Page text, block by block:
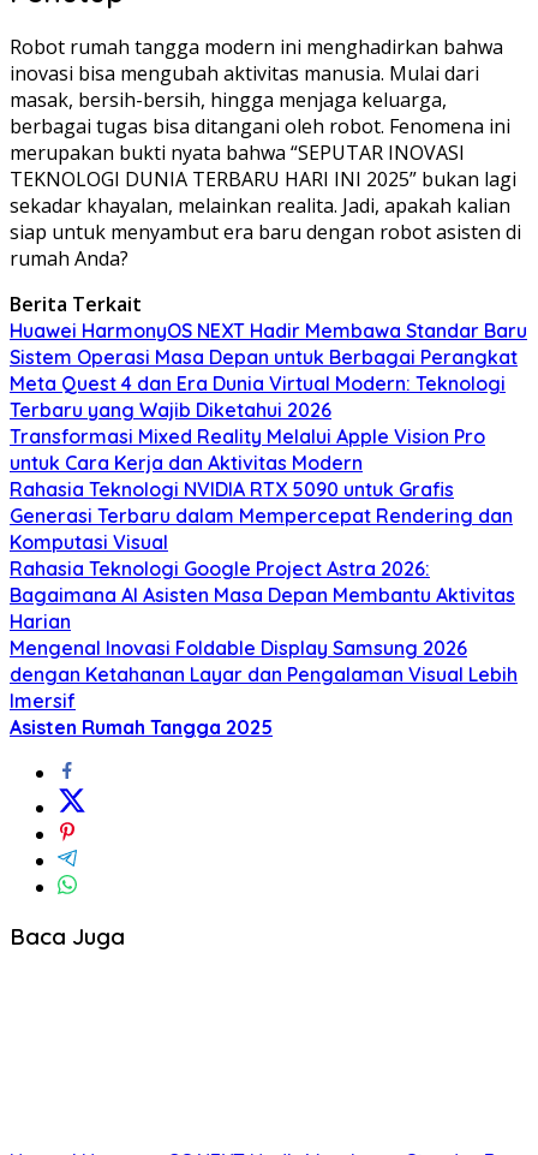
Robot rumah tangga modern ini menghadirkan bahwa
inovasi bisa mengubah aktivitas manusia. Mulai dari
masak, bersih-bersih, hingga menjaga keluarga,
berbagai tugas bisa ditangani oleh robot. Fenomena ini
merupakan bukti nyata bahwa “SEPUTAR INOVASI
TEKNOLOGI DUNIA TERBARU HARI INI 2025” bukan lagi
sekadar khayalan, melainkan realita. Jadi, apakah kalian
siap untuk menyambut era baru dengan robot asisten di
rumah Anda?
Berita Terkait
Huawei HarmonyOS NEXT Hadir Membawa Standar Baru
Sistem Operasi Masa Depan untuk Berbagai Perangkat
Meta Quest 4 dan Era Dunia Virtual Modern: Teknologi
Terbaru yang Wajib Diketahui 2026
Transformasi Mixed Reality Melalui Apple Vision Pro
untuk Cara Kerja dan Aktivitas Modern
Rahasia Teknologi NVIDIA RTX 5090 untuk Grafis
Generasi Terbaru dalam Mempercepat Rendering dan
Komputasi Visual
Rahasia Teknologi Google Project Astra 2026:
Bagaimana AI Asisten Masa Depan Membantu Aktivitas
Harian
Mengenal Inovasi Foldable Display Samsung 2026
dengan Ketahanan Layar dan Pengalaman Visual Lebih
Imersif
Asisten Rumah Tangga 2025
Baca Juga